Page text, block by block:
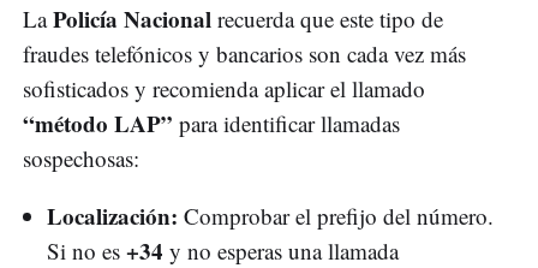
LaPolicía Nacional recuerda que este tipo de
fraudes telefónicos y bancarios son cada vez más
sofisticados y recomienda aplicar el llamado
“método LAP” para identificar llamadas
sospechosas:
Localización: Comprobar el prefijo del número.
Si no es +34 y no esperas una llamada